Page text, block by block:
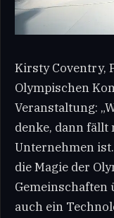
Kirsty Coventry,
Olympischen
Veranstaltung:
denke, dann fällt
Unternehmen
die Magie der
Gemeinschaften
auch ein